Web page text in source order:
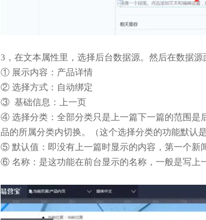
3，在文本属性里，选择后台数据源。然后在数据
① 展示内容：产品详情
② 选择方式：自动绑定
③ 基础信息：上一页
④ 选择分类：全部分类只是上一篇下一篇的范围是
品的所属分类内切换。（这个选择分类的功能默认
⑤ 默认值：即没有上一篇时显示的内容，第一个新
⑥ 名称：是这功能在前台显示的名称，一般是写上